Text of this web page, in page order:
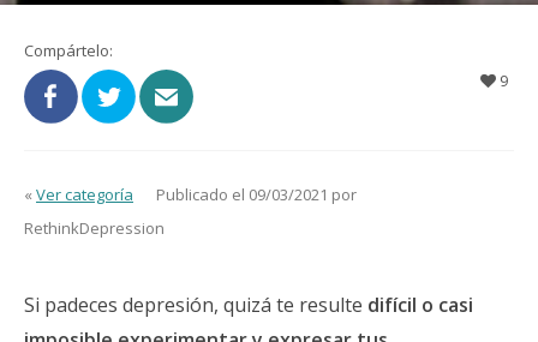
Compártelo:
9
« Ver categoría
Publicado el 09/03/2021 por
RethinkDepression
Si padeces depresión, quizá te resulte difícil o casi